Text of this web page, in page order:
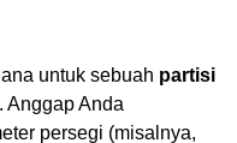
untuk sebuah partisi
. Anggap Anda
persegi (misalnya,